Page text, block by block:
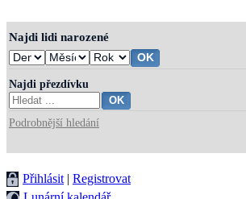
Najdi lidi narozené
Najdi přezdívku
Podrobnější hledání
Přihlásit | Registrovat